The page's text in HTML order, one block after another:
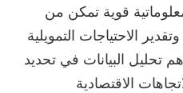
قوية تمكن من
الاحتياجات التمويلية
تحليل البيانات في تحديد
الاقتصادية